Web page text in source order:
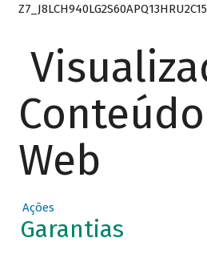
Z7_J8LCH940LG2S60APQ13HRU2C15
Web
Ações
Garantias